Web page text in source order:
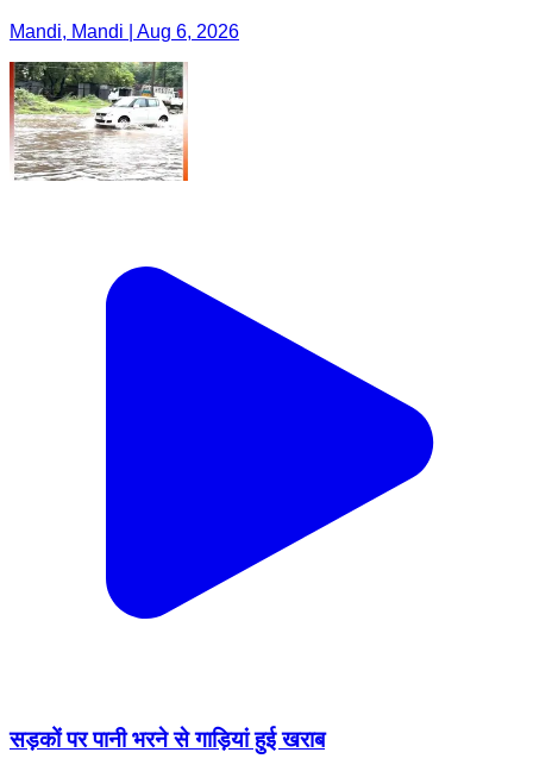
Mandi, Mandi | Aug 6, 2026
सड़कों पर पानी भरने से गाड़ियां हुई खराब